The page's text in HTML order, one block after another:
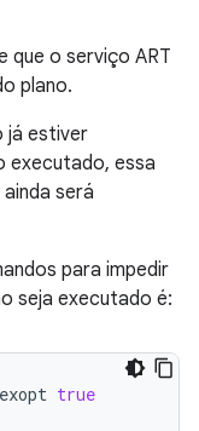
que o serviço ART
plano.
já estiver
executado, essa
será
para impedir
seja executado é:
true